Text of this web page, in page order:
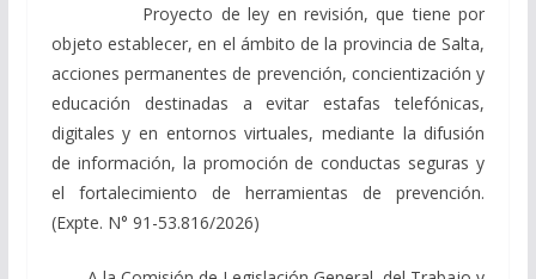
Proyecto de ley en revisión, que tiene por
objeto establecer, en el ámbito de la provincia de Salta,
acciones permanentes de prevención, concientización y
educación destinadas a evitar estafas telefónicas,
digitales y en entornos virtuales, mediante la difusión
de información, la promoción de conductas seguras y
el fortalecimiento de herramientas de prevención.
(Expte. N° 91-53.816/2026)